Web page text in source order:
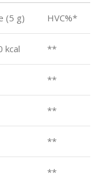
(5 g) HVC%*
kcal **
**
**
**
**